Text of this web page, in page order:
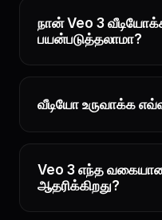
நான் Veo 3
பயன்படுத்தலாமா?
வீடியோ உருவாக்க
Veo 3 எந்த
ஆதரிக்கிறது?